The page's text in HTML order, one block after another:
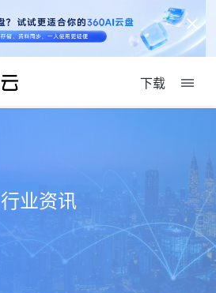
下载
行业资讯